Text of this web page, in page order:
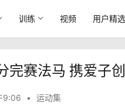
训练 视频 用户精选
完赛法马 携爱子
9:06 • 运动集